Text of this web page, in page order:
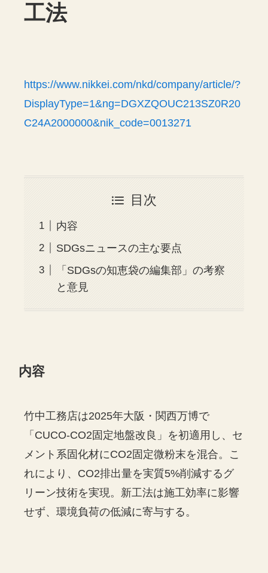
工法
https://www.nikkei.com/nkd/company/article/?
DisplayType=1&ng=DGXZQOUC213SZ0R20
C24A2000000&nik_code=0013271
目次
内容
SDGsニュースの主な要点
「SDGsの知恵袋の編集部」の考察
と意見
内容
竹中工務店は2025年大阪・関西万博で
「CUCO-CO2固定地盤改良」を初適用し、セ
メント系固化材にCO2固定微粉末を混合。こ
れにより、CO2排出量を実質5%削減するグ
リーン技術を実現。新工法は施工効率に影響
せず、環境負荷の低減に寄与する。